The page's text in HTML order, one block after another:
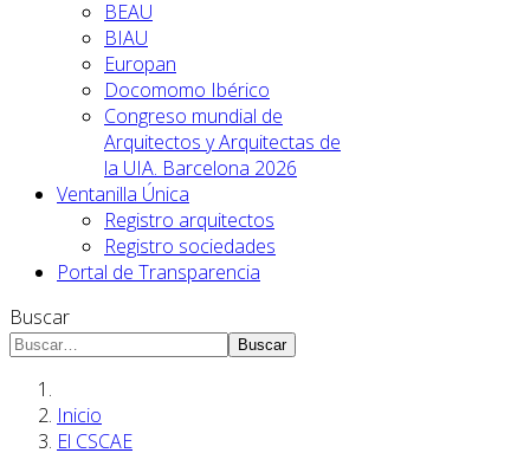
BEAU
BIAU
Europan
Docomomo Ibérico
Congreso mundial de
Arquitectos y Arquitectas de
la UIA. Barcelona 2026
Ventanilla Única
Registro arquitectos
Registro sociedades
Portal de Transparencia
Buscar
Buscar
Inicio
El CSCAE